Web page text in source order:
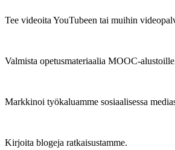
Tee videoita YouTubeen tai muihin
Valmista opetusmateriaalia MOOC-
Markkinoi työkaluamme sosiaalisessa
Kirjoita blogeja ratkaisustamme.